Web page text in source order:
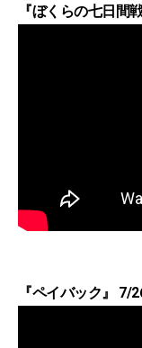
『ぼくらの七日間
『ペイバック』 7/